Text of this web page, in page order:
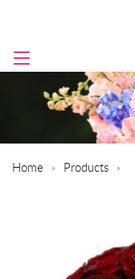
Home Products